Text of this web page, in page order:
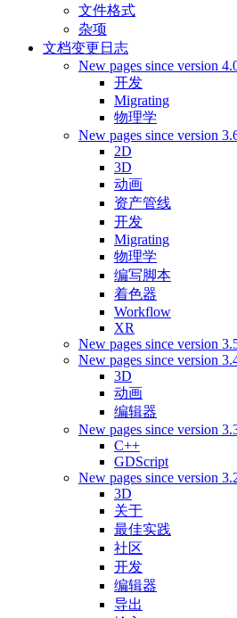
文件格式
杂项
文档变更日志
New pages since version
开发
Migrating
物理学
New pages since version
2D
3D
动画
资产管线
开发
Migrating
物理学
编写脚本
着色器
Workflow
XR
New pages since version
New pages since version
3D
动画
编辑器
New pages since version
C++
GDScript
New pages since version
3D
关于
最佳实践
社区
开发
编辑器
导出